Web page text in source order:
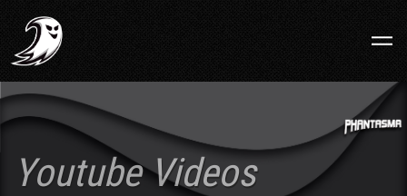
Youtube Videos